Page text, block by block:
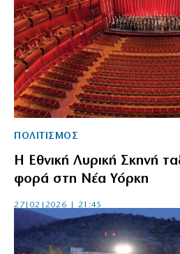
ΠΟΛΙΤΙΣΜΟΣ
Η Εθνική Λυρική Σκηνή
φορά στη Νέα Υόρκη
27|02|2026 | 21:45